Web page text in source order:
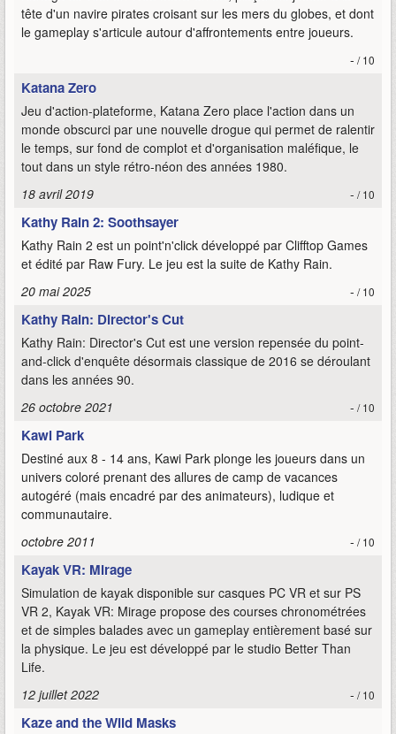
tête d'un navire pirates croisant sur les mers du globes, et dont
le gameplay s'articule autour d'affrontements entre joueurs.
- / 10
Katana Zero
Jeu d'action-plateforme, Katana Zero place l'action dans un
monde obscurci par une nouvelle drogue qui permet de ralentir
le temps, sur fond de complot et d'organisation maléfique, le
tout dans un style rétro-néon des années 1980.
18 avril 2019
- / 10
Kathy Rain 2: Soothsayer
Kathy Rain 2 est un point'n'click développé par Clifftop Games
et édité par Raw Fury. Le jeu est la suite de Kathy Rain.
20 mai 2025
- / 10
Kathy Rain: Director's Cut
Kathy Rain: Director's Cut est une version repensée du point-
and-click d'enquête désormais classique de 2016 se déroulant
dans les années 90.
26 octobre 2021
- / 10
Kawi Park
Destiné aux 8 - 14 ans, Kawi Park plonge les joueurs dans un
univers coloré prenant des allures de camp de vacances
autogéré (mais encadré par des animateurs), ludique et
communautaire.
octobre 2011
- / 10
Kayak VR: Mirage
Simulation de kayak disponible sur casques PC VR et sur PS
VR 2, Kayak VR: Mirage propose des courses chronométrées
et de simples balades avec un gameplay entièrement basé sur
la physique. Le jeu est développé par le studio Better Than
Life.
12 juillet 2022
- / 10
Kaze and the Wild Masks